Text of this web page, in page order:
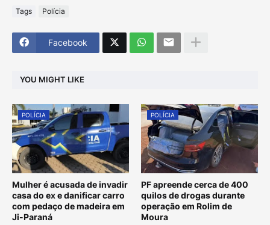
Tags Polícia
Facebook
YOU MIGHT LIKE
POLÍCIA
Mulher é acusada de invadir
casa do ex e danificar carro
com pedaço de madeira em
Ji-Paraná
POLÍCIA
PF apreende cerca de 400
quilos de drogas durante
operação em Rolim de
Moura